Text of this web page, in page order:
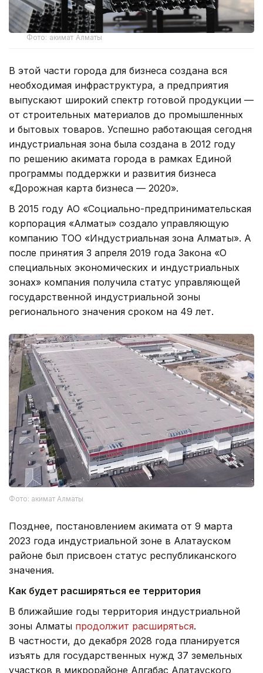
Фото: акимат Алматы
В этой части города для бизнеса создана вся
необходимая инфраструктура, а предприятия
выпускают широкий спектр готовой продукции —
от строительных материалов до промышленных
и бытовых товаров. Успешно работающая сегодня
индустриальная зона была создана в 2012 году
по решению акимата города в рамках Единой
программы поддержки и развития бизнеса
«Дорожная карта бизнеса — 2020».
В 2015 году АО «Социально-предпринимательская
корпорация «Алматы» создало управляющую
компанию ТОО «Индустриальная зона Алматы». А
после принятия 3 апреля 2019 года Закона «О
специальных экономических и индустриальных
зонах» компания получила статус управляющей
государственной индустриальной зоны
регионального значения сроком на 49 лет.
Фото: акимат Алматы
Позднее, постановлением акимата от 9 марта
2023 года индустриальной зоне в Алатауском
районе был присвоен статус республиканского
значения.
Как будет расширяться ее территория
В ближайшие годы территория индустриальной
зоны Алматы продолжит расширяться.
В частности, до декабря 2028 года планируется
изъять для государственных нужд 37 земельных
участков в микрорайоне Алгабас Алатауского